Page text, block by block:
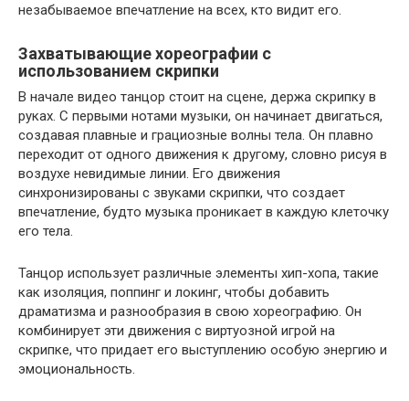
незабываемое впечатление на всех, кто видит его.
Захватывающие хореографии с
использованием скрипки
В начале видео танцор стоит на сцене, держа скрипку в
руках. С первыми нотами музыки, он начинает двигаться,
создавая плавные и грациозные волны тела. Он плавно
переходит от одного движения к другому, словно рисуя в
воздухе невидимые линии. Его движения
синхронизированы с звуками скрипки, что создает
впечатление, будто музыка проникает в каждую клеточку
его тела.
Танцор использует различные элементы хип-хопа, такие
как изоляция, поппинг и локинг, чтобы добавить
драматизма и разнообразия в свою хореографию. Он
комбинирует эти движения с виртуозной игрой на
скрипке, что придает его выступлению особую энергию и
эмоциональность.